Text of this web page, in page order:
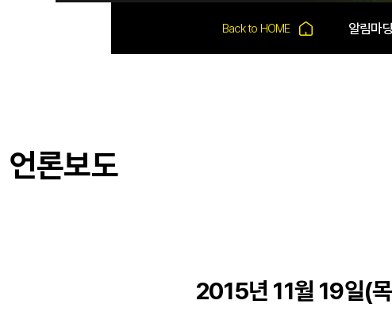
알림마
언론보도
2015년 11월 19일(